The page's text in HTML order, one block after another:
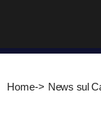
contenuto
Home-> News sul